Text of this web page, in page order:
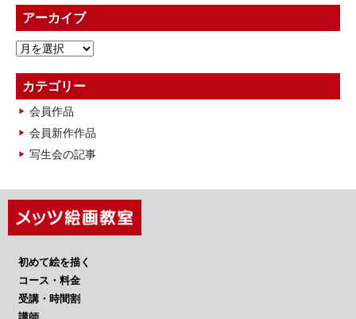
アーカイブ
ア
カ
イ
ブ
カテゴリー
会員作品
会員新作作品
写生会の記事
初めて絵を描く
コース・料金
受講・時間割